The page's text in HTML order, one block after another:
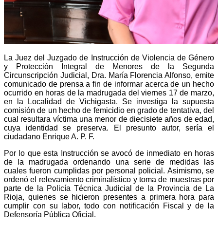
La Juez del Juzgado de Instrucción de Violencia de Género
y Protección Integral de Menores de la Segunda
Circunscripción Judicial, Dra. María Florencia Alfonso, emite
comunicado de prensa a fin de informar acerca de un hecho
ocurrido en horas de la madrugada del viernes 17 de marzo,
en la Localidad de Vichigasta. Se investiga la supuesta
comisión de un hecho de femicidio en grado de tentativa, del
cual resultara víctima una menor de diecisiete años de edad,
cuya identidad se preserva. El presunto autor, sería el
ciudadano Enrique A. P. F.
Por lo que esta Instrucción se avocó de inmediato en horas
de la madrugada ordenando una serie de medidas las
cuales fueron cumplidas por personal policial. Asimismo, se
ordenó el relevamiento criminalístico y toma de muestras por
parte de la Policía Técnica Judicial de la Provincia de La
Rioja, quienes se hicieron presentes a primera hora para
cumplir con su labor, todo con notificación Fiscal y de la
Defensoría Pública Oficial.